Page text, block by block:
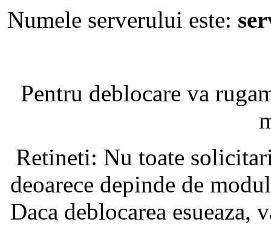
Numele serverului este:
Pentru deblocare va
Retineti: Nu toate
deoarece depinde de
Daca deblocarea